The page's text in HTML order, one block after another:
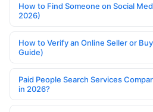
How to Find Someone on Social
2026)
How to Verify an Online Seller or
Guide)
Paid People Search Services
in 2026?